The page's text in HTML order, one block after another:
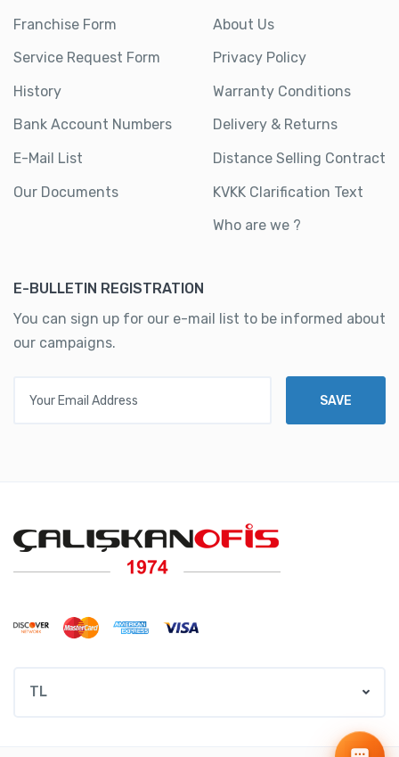
Franchise Form
Service Request Form
History
Bank Account Numbers
E-Mail List
Our Documents
About Us
Privacy Policy
Warranty Conditions
Delivery & Returns
Distance Selling Contract
KVKK Clarification Text
Who are we ?
E-BULLETIN REGISTRATION
You can sign up for our e-mail list to be informed about
our campaigns.
SAVE
TL